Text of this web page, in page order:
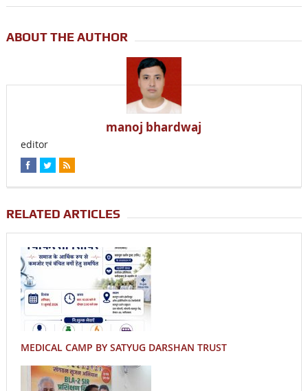
ABOUT THE AUTHOR
manoj bhardwaj
editor
RELATED ARTICLES
MEDICAL CAMP BY SATYUG DARSHAN TRUST